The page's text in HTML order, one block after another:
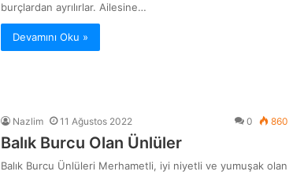
burçlardan ayrılırlar. Ailesine…
Devamını Oku »
Nazlim 11 Ağustos 2022 0 860
Balık Burcu Olan Ünlüler
Balık Burcu Ünlüleri Merhametli, iyi niyetli ve yumuşak olan